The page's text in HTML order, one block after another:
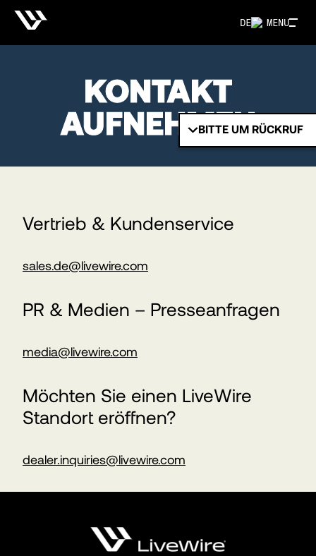
MENU
DE
BITTE UM RÜCKRUF
KONTAKT
AUFNEHMEN
Vertrieb & Kundenservice
sales.de@livewire.com
PR & Medien – Presseanfragen
media@livewire.com
Möchten Sie einen LiveWire
Standort eröffnen?
dealer.inquiries@livewire.com